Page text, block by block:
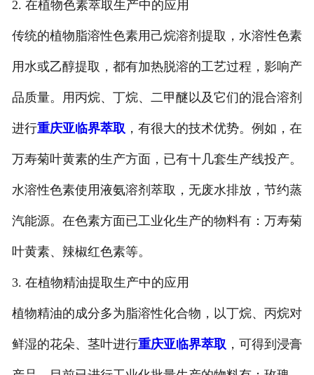
2. 在植物色素萃取生产中的应用
传统的植物脂溶性色素用己烷溶剂提取，水溶性色素
用水或乙醇提取，都有加热脱溶的工艺过程，影响产
品质量。用丙烷、丁烷、二甲醚以及它们的混合溶剂
进行重庆亚临界萃取 ，有很大的技术优势。例如，在
万寿菊叶黄素的生产方面，已有十几套生产线投产。
水溶性色素使用液氨溶剂萃取，无废水排放，节约蒸
汽能源。在色素方面已工业化生产的物料有：万寿菊
叶黄素、辣椒红色素等。
3. 在植物精油提取生产中的应用
植物精油的成分多为脂溶性化合物，以丁烷、丙烷对
鲜湿的花朵、茎叶进行重庆亚临界萃取 ，可得到浸膏